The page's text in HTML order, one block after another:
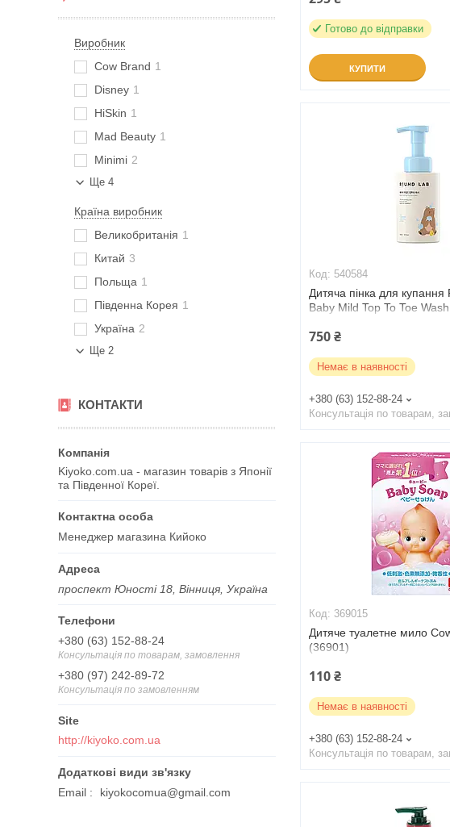
Виробник
Cow Brand 1
Disney 1
HiSkin 1
Mad Beauty 1
Minimi 2
Ще 4
Країна виробник
Великобританія 1
Китай 3
Польща 1
Південна Корея 1
Україна 2
Ще 2
КОНТАКТИ
Kiyoko.com.ua - магазин товарів з Японії
та Південної Кореї.
Менеджер магазина Кийоко
проспект Юності 18, Вінниця, Україна
+380 (63) 152-88-24
Консультація по товарам, замовлення
+380 (97) 242-89-72
Консультація по замовленням
http://kiyoko.com.ua
Email kiyokocomua@gmail.com
Готово до відправки
КУПИТИ
540584
Дитяча пінка для купання
Baby Mild Top To Toe
750 ₴
Немає в наявності
+380 (63) 152-88-24
Консультація по товарам,
369015
Дитяче туалетне мило
(36901)
110 ₴
Немає в наявності
+380 (63) 152-88-24
Консультація по товарам,